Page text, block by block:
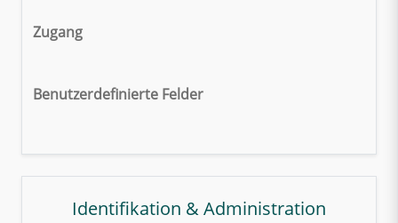
Zugang
Benutzerdefinierte Felder
Identifikation & Administration